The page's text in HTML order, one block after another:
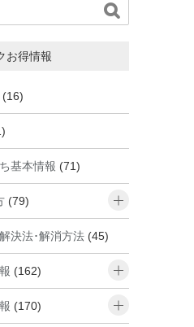

お得情報
(16)
基本情報 (71)
(79)
決法･解消方法 (45)
(162)
(170)